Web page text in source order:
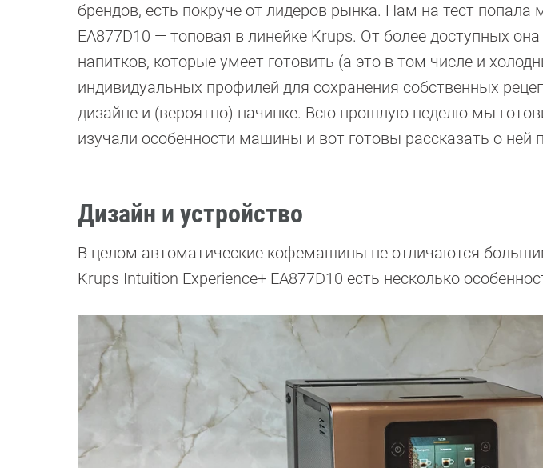
брендов, есть покруче от лидеров рынка. Нам на тест попала
EA877D10 — топовая в линейке Krups. От более доступных
напитков, которые умеет готовить (а это в том числе и
индивидуальных профилей для сохранения собственных
дизайне и (вероятно) начинке. Всю прошлую неделю мы
изучали особенности машины и вот готовы рассказать о ней
Дизайн и устройство
В целом автоматические кофемашины не отличаются
Krups Intuition Experience+ EA877D10 есть несколько